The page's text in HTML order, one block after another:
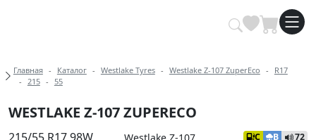
Купить автомобильные шины
Хлебные крошки
Главная Каталог Westlake Tyres Westlake Z-107 ZuperEco
R17
215
55
WESTLAKE Z-107 ZUPERECO
215/55 R17 98W Westlake Z-107 C B 72